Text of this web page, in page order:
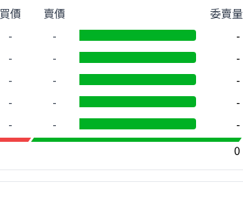
買價
-
-
-
-
-
賣價
委賣量
-
-
-
-
-
-
-
-
-
-
0